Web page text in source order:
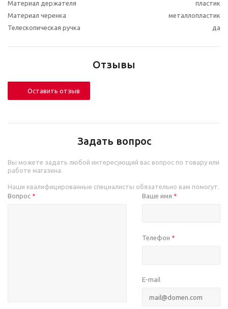
Материал держателя
пластик
Материал черенка
металлопластик
Телескопическая ручка
да
Отзывы
Оставить отзыв
Задать вопрос
Вы можете задать любой интересующий вас вопрос по товару или
работе магазина.
Наши квалифицированные специалисты обязательно вам помогут.
Вопрос * Ваше имя *
Телефон *
E-mail